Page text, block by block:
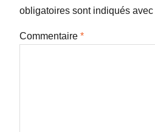
obligatoires sont indiqués avec
Commentaire *